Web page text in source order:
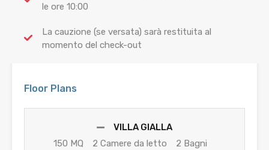
le ore 10:00
La cauzione (se versata) sarà restituita al
momento del check-out
Floor Plans
VILLA GIALLA
150 MQ
2 Camere da letto 2 Bagni